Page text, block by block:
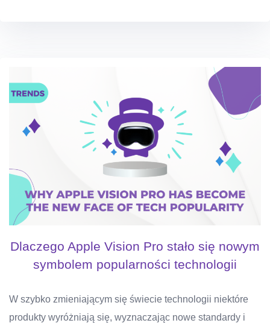
Dlaczego Apple Vision Pro stało się nowym
symbolem popularności technologii
W szybko zmieniającym się świecie technologii niektóre
produkty wyróżniają się, wyznaczając nowe standardy i